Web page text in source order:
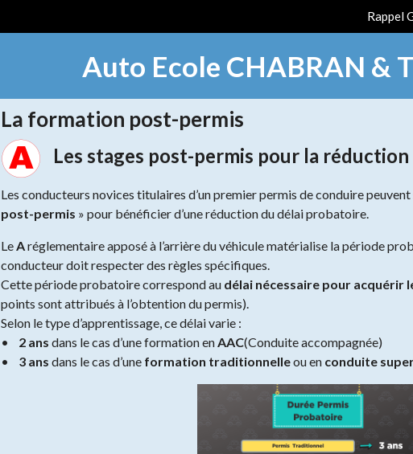
Rappel
Auto Ecole CHABRAN &
La formation post-permis
Les stages post-permis pour la
Les conducteurs novices titulaires d’un premier permis de conduire
post-permis » pour bénéficier d’une réduction du délai probatoire.
LeAréglementaire apposé à l’arrière du véhicule matérialise la période
conducteur doit respecter des règles spécifiques.
Cette période probatoire correspond au délai nécessaire pour acquérir
points sont attribués à l’obtention du permis).
Selon le type d’apprentissage, ce délai varie :
•
2 ans dans le cas d’une formation enAAC(Conduite accompagnée)
• 3 ans dans le cas d’une formation traditionnelleou en conduite